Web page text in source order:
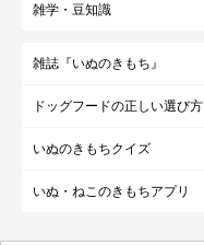
雑学・豆知識
雑誌『いぬのきもち』
ドッグフードの正しい選び方
いぬのきもちクイズ
いぬ・ねこのきもちアプリ